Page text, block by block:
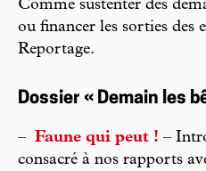
Comme sustenter des
ou financer les sorties des
Reportage.
Dossier « Demain les
– Faune qui peut ! –
consacré à nos rapports